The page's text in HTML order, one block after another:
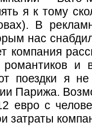
я к тому
В
нас
компания
романтиков и
поездки я
Парижа.
евро с
затраты